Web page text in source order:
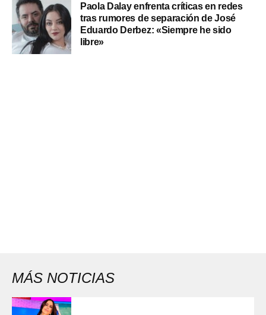
Paola Dalay enfrenta críticas en redes
tras rumores de separación de José
Eduardo Derbez: «Siempre he sido
libre»
MÁS NOTICIAS